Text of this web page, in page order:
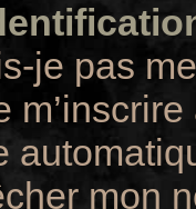
je pas
mon